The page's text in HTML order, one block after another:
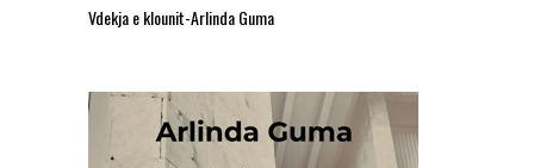
Vdekja e klounit-Arlinda Guma